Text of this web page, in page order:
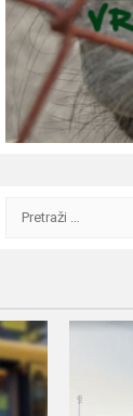
Pretraži: